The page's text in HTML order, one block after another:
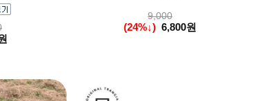
9,000
(24%↓) 6,800원